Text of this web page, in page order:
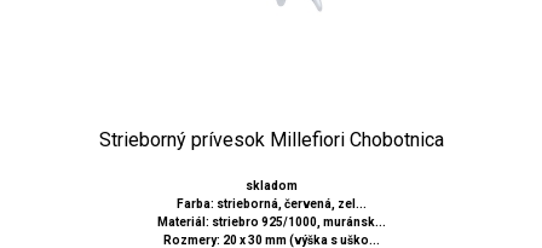
Strieborný prívesok Millefiori Chobotnica
skladom
Farba: strieborná, červená, zel...
Materiál: striebro 925/1000, muránsk...
Rozmery: 20 x 30 mm (výška s uško...